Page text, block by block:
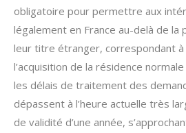
obligatoire pour permettre aux
légalement en France au-delà de la
leur titre étranger, correspondant à
l’acquisition de la résidence
les délais de traitement des
dépassent à l’heure actuelle très
de validité d’une année,